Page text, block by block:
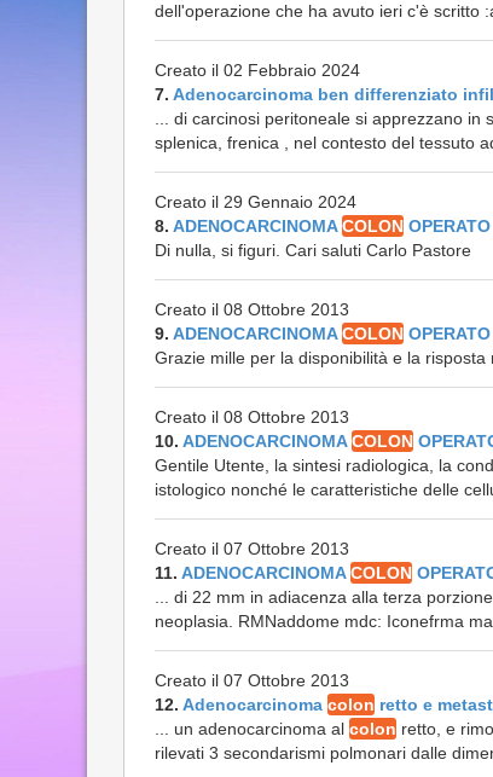
dell'operazione che ha avuto ieri c'è scritto
Creato il 02 Febbraio 2024
7. Adenocarcinoma ben differenziato
... di carcinosi peritoneale si apprezzano
splenica, frenica , nel contesto del tessuto
Creato il 29 Gennaio 2024
8. ADENOCARCINOMACOLON OPERATO
Di nulla, si figuri. Cari saluti Carlo Pastore
Creato il 08 Ottobre 2013
9. ADENOCARCINOMACOLON OPERATO
Grazie mille per la disponibilità e la
Creato il 08 Ottobre 2013
10. ADENOCARCINOMACOLON
Gentile Utente, la sintesi radiologica, la
istologico nonché le caratteristiche delle
Creato il 07 Ottobre 2013
11. ADENOCARCINOMACOLON
... di 22 mm in adiacenza alla terza
neoplasia. RMNaddome mdc: Iconefrma
Creato il 07 Ottobre 2013
12. Adenocarcinoma colon retto e
... un adenocarcinoma al colon retto, e
rilevati 3 secondarismi polmonari dalle